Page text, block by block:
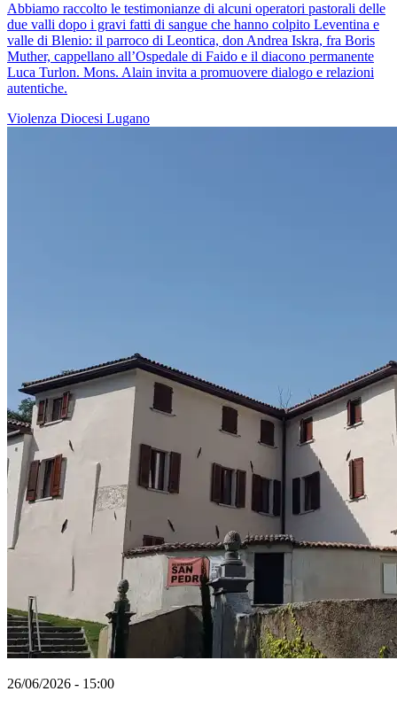
Abbiamo raccolto le testimonianze di alcuni operatori pastorali delle
due valli dopo i gravi fatti di sangue che hanno colpito Leventina e
valle di Blenio: il parroco di Leontica, don Andrea Iskra, fra Boris
Muther, cappellano all’Ospedale di Faido e il diacono permanente
Luca Turlon. Mons. Alain invita a promuovere dialogo e relazioni
autentiche.
Violenza Diocesi Lugano
26/06/2026 - 15:00